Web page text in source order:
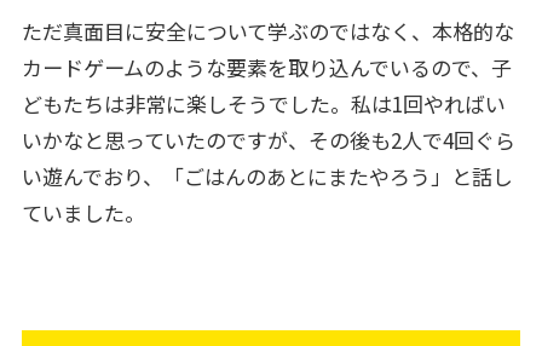
ただ真面目に安全について学ぶのではなく、本格的な
カードゲームのような要素を取り込んでいるので、子
どもたちは非常に楽しそうでした。私は1回やればい
いかなと思っていたのですが、その後も2人で4回ぐら
い遊んでおり、「ごはんのあとにまたやろう」と話し
ていました。